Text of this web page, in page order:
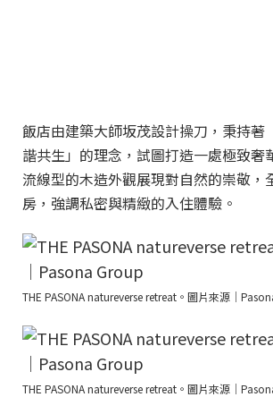
飯店由建築大師坂茂設計操刀，秉持著
諧共生」的理念，試圖打造一處極致奢
流線型的木造外觀展現對自然的崇敬，
房，強調私密與精緻的入住體驗。
THE PASONA natureverse retreat。圖片來源｜
THE PASONA natureverse retreat。圖片來源｜